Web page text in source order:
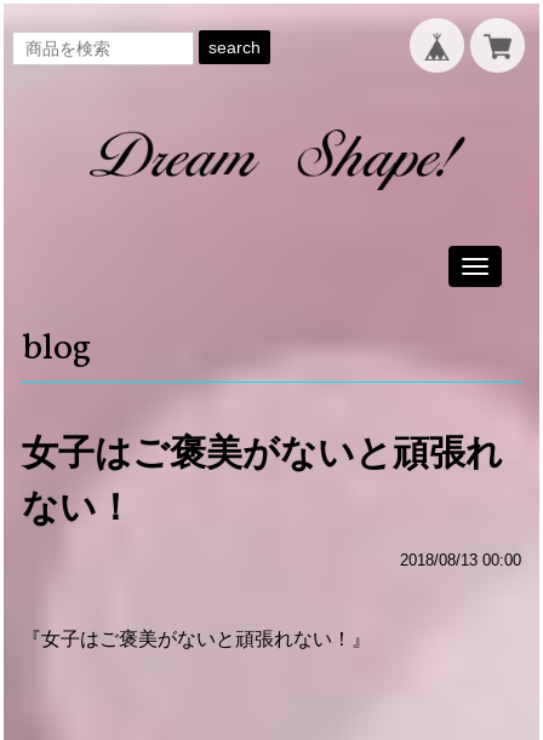
search
Toggle
blog
女子はご褒美がないと頑張れ
ない！
2018/08/13 00:00
『女子はご褒美がないと頑張れない！』